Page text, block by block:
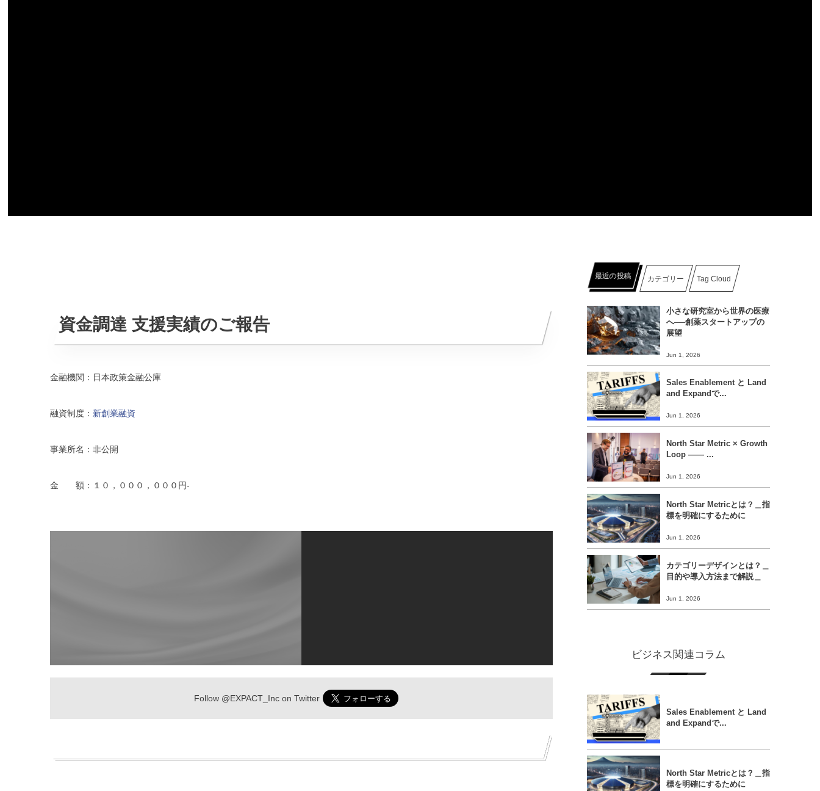
資金調達 支援実績のご報告
金融機関：日本政策金融公庫
融資制度： 新創業融資
事業所名：非公開
金 額：１０，０００，０００円-
Follow @EXPACT_Incon Twitter
最近の投稿 カテゴリー Tag Cloud
小さな研究室から世界の医療
へ──創薬スタートアップの
展望
Jun 1, 2026
Sales Enablement と Land
and Expandで...
Jun 1, 2026
North Star Metric × Growth
Loop ―― ...
Jun 1, 2026
North Star Metricとは？＿指
標を明確にするために
Jun 1, 2026
カテゴリーデザインとは？＿
目的や導入方法まで解説＿
Jun 1, 2026
ビジネス関連コラム
Sales Enablement と Land
and Expandで...
North Star Metricとは？＿指
標を明確にするために